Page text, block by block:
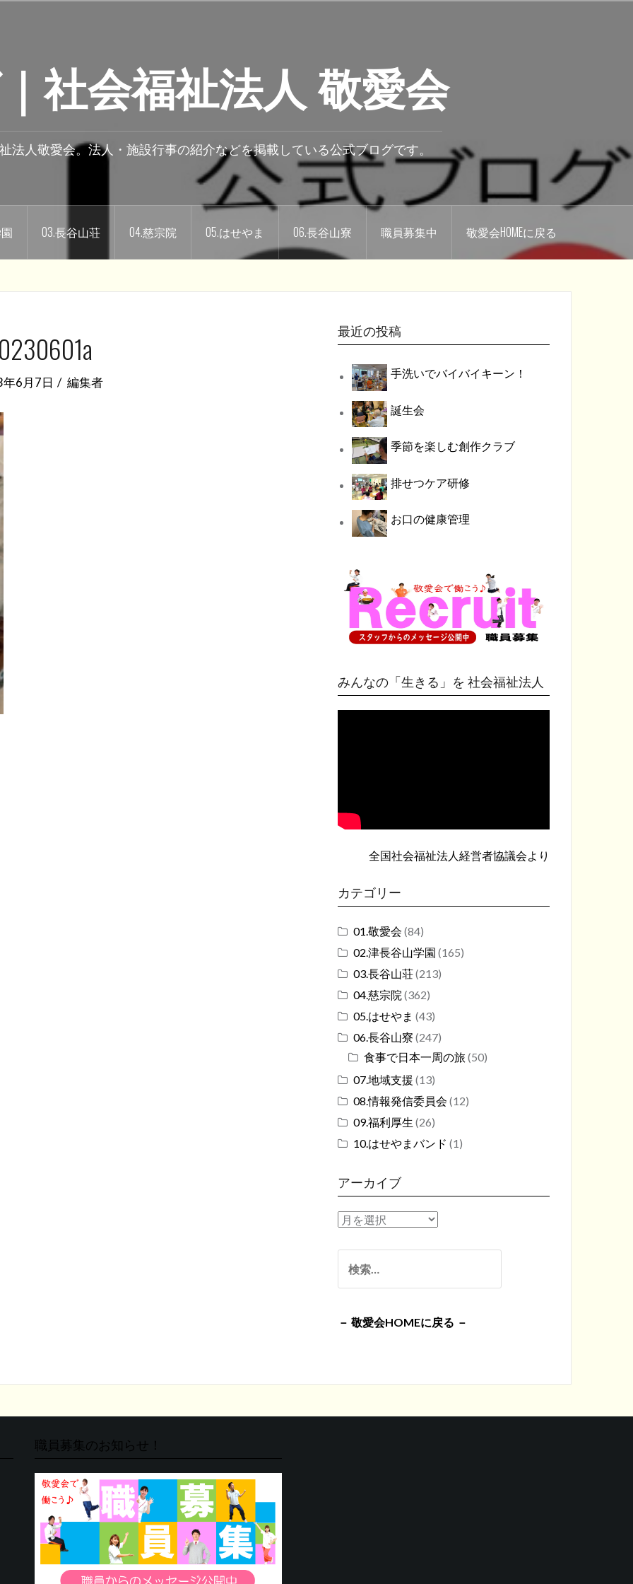
社会福祉法人 敬愛会
法人敬愛会。法人・施設行事の紹介などを掲載している公式ブログです。
03.長谷山荘 04.慈宗院 05.はせやま 06.長谷山寮 職員募集中 敬愛会HOMEに戻る
6月7日 編集者
最近の投稿
手洗いでバイバイキーン！
誕生会
季節を楽しむ創作クラブ
排せつケア研修
お口の健康管理
みんなの「生きる」を 社会福祉法人
全国社会福祉法人経営者協議会より
カテゴリー
01.敬愛会 (84)
02.津長谷山学園 (165)
03.長谷山荘(213)
04.慈宗院 (362)
05.はせやま (43)
06.長谷山寮 (247)
食事で日本一周の旅 (50)
07.地域支援 (13)
08.情報発信委員会 (12)
09.福利厚生 (26)
10.はせやまバンド (1)
アーカイブ
ア
カ
ブ
索:
－ 敬愛会HOMEに戻る －
職員募集のお知らせ！